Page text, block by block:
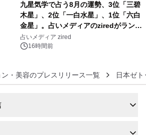
九星気学で占う8月の運勢、3位「三碧
木星」、2位「一白水星」、1位「六白
金星」。占いメディアのziredがランキ
ングを発表
占いメディア zired
16時間前
・美容のプレスリリース一覧 日本ゼ